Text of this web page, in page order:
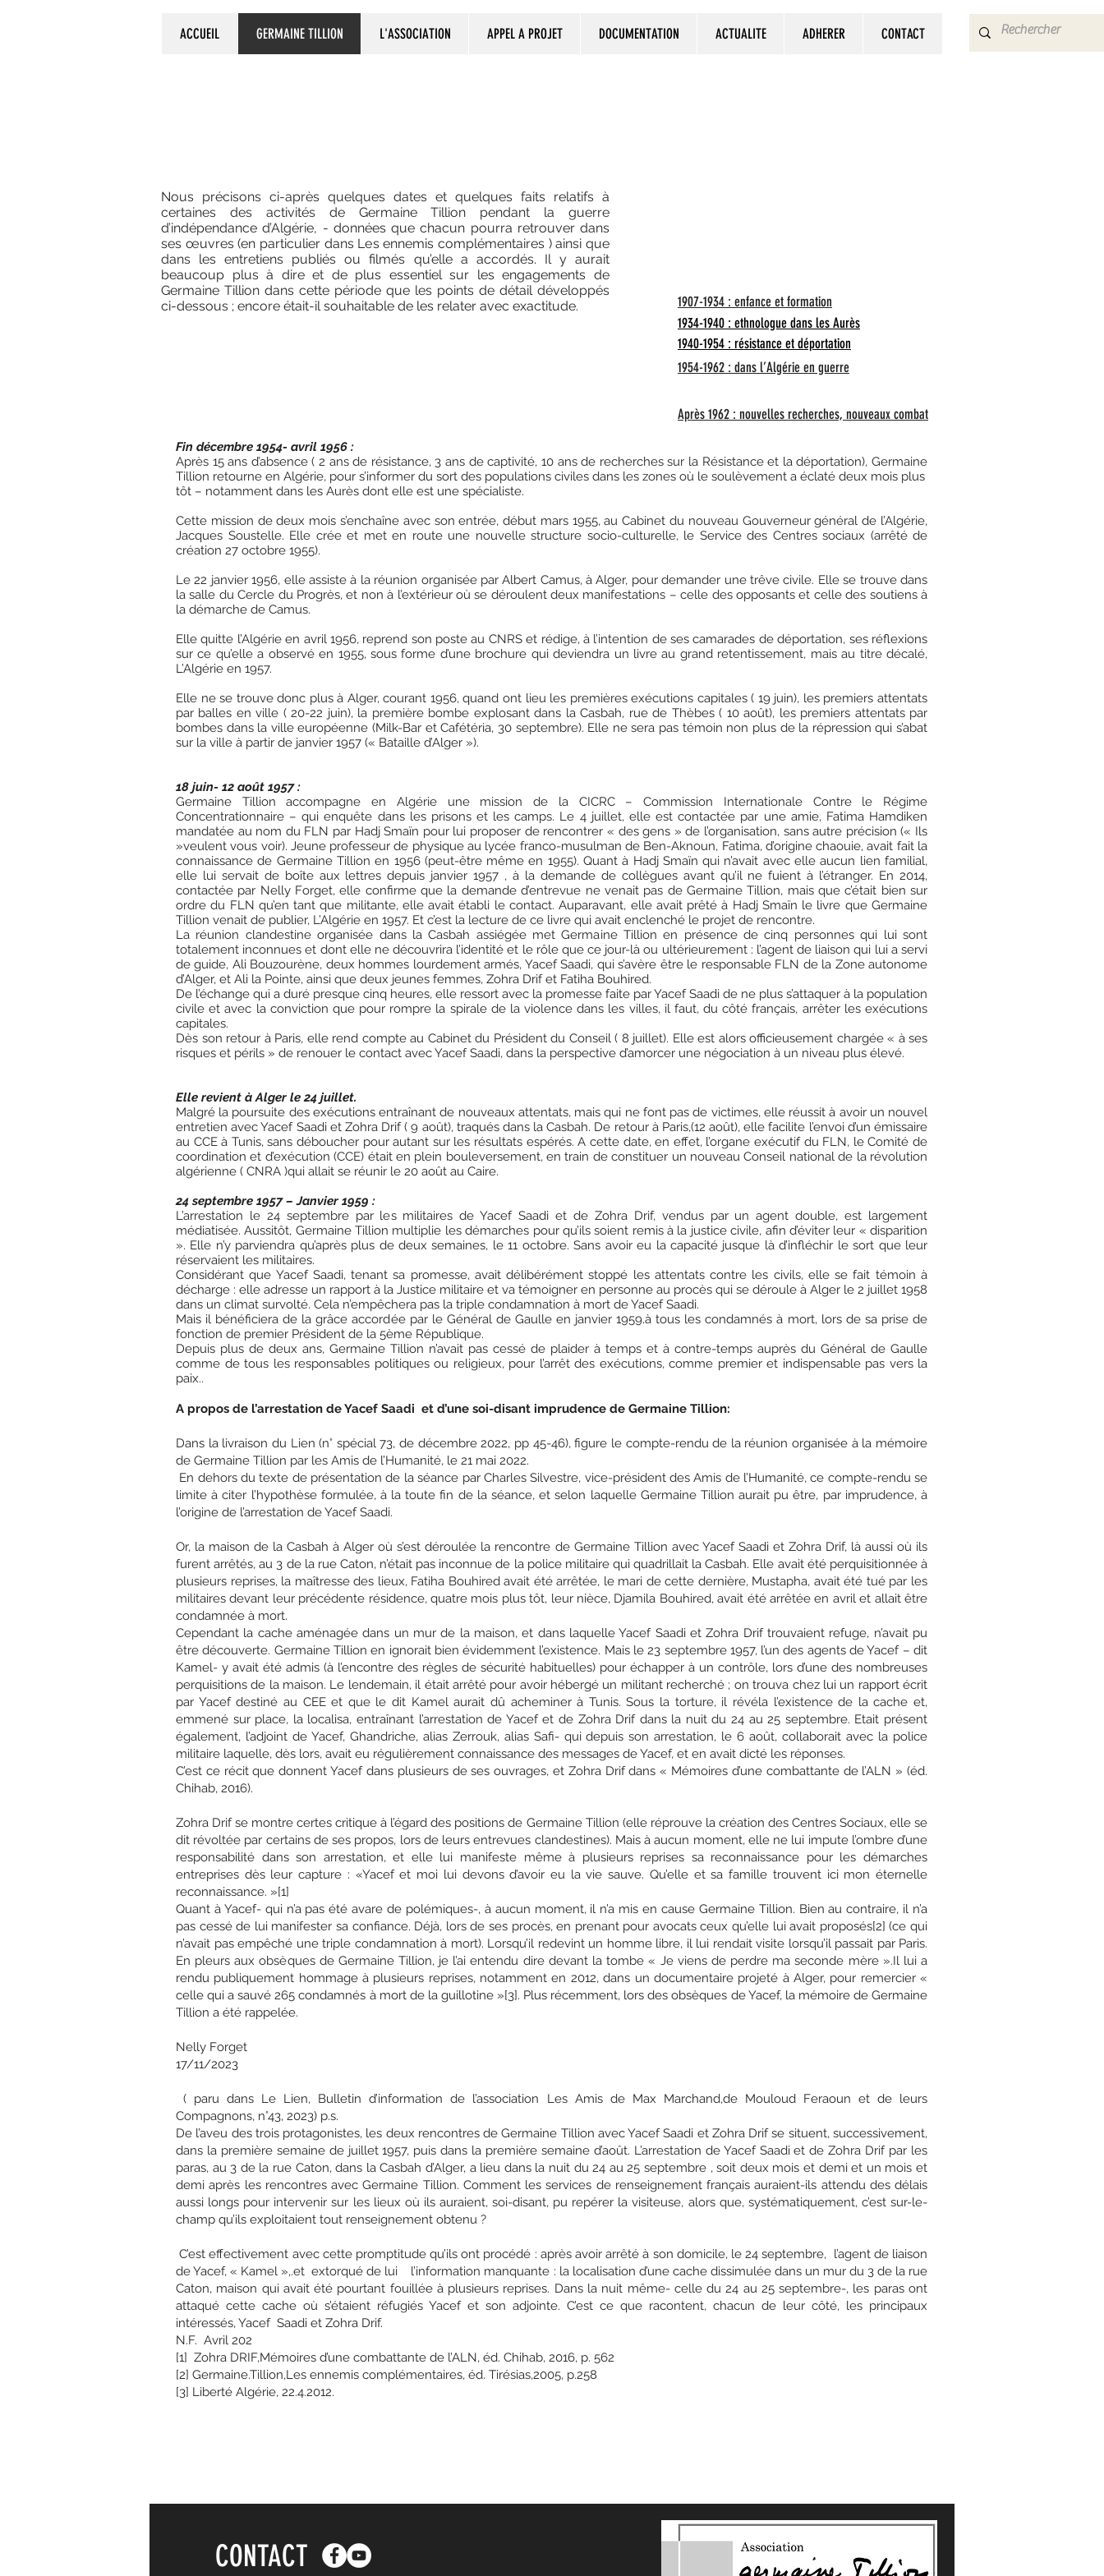
ACCUEIL GERMAINE TILLION L'ASSOCIATION APPEL A PROJET DOCUMENTATION ACTUALITE ADHERER CONTACT
Nous précisons ci-après quelques dates et quelques faits relatifs à
certaines des activités de Germaine Tillion pendant la guerre
d’indépendance d’Algérie, - données que chacun pourra retrouver dans
ses œuvres (en particulier dans Les ennemis complémentaires ) ainsi que
dans les entretiens publiés ou filmés qu’elle a accordés. Il y aurait
beaucoup plus à dire et de plus essentiel sur les engagements de
Germaine Tillion dans cette période que les points de détail développés
ci-dessous ; encore était-il souhaitable de les relater avec exactitude.
1907-1934 : enfance et formation
1934-1940 : ethnologue dans les Aurès
1940-1954 : résistance et déportation
1954-1962 : dans l’Algérie en guerre
Après 1962 : nouvelles recherches, nouveaux combat
Fin décembre 1954- avril 1956 :
Après 15 ans d’absence ( 2 ans de résistance, 3 ans de captivité, 10 ans de recherchessur la Résistance et la déportation), Germaine
Tillion retourne en Algérie, pour s’informer du sort des populations civiles dans les zones où le soulèvement a éclaté deux mois plus
tôt – notamment dans les Aurès dont elle est une spécialiste.
Cette mission de deux mois s’enchaîne avec son entrée, début mars 1955, au Cabinet du nouveau Gouverneur général de l’Algérie,
Jacques Soustelle. Elle crée et met en route une nouvelle structure socio-culturelle, le Service des Centres sociaux (arrêté de
création 27 octobre 1955).
Le 22 janvier 1956, elle assiste à la réunion organisée par Albert Camus, à Alger, pour demander une trêve civile. Elle se trouve dans
la salle du Cercle du Progrès, et non à l’extérieur où se déroulent deux manifestations – celle des opposants et celle des soutiens à
la démarche de Camus.
Elle quitte l’Algérie en avril 1956, reprend son poste au CNRS et rédige, à l’intention de ses camarades de déportation, ses réflexions
sur ce qu’elle a observé en 1955, sous forme d’une brochure qui deviendra un livre au grand retentissement, mais au titre décalé,
L’Algérie en 1957.
Elle ne se trouve donc plus à Alger, courant 1956, quand ont lieu les premières exécutions capitales ( 19 juin), les premiers attentats
par balles en ville ( 20-22 juin), la première bombe explosant dans la Casbah, rue de Thèbes ( 10 août), les premiers attentats par
bombes dans la ville européenne (Milk-Bar et Cafétéria, 30 septembre). Elle ne sera pas témoin non plus de la répression qui s’abat
sur la ville à partir de janvier 1957 (« Bataille d’Alger »).
18 juin- 12 août 1957 :
Germaine Tillion accompagne en Algérie une mission de la CICRC – Commission Internationale Contre le Régime
Concentrationnaire – qui enquête dans les prisons et les camps. Le 4 juillet, elle est contactée par une amie, Fatima Hamdiken
mandatée au nom du FLN par Hadj Smaïn pour lui proposer de rencontrer « des gens » de l’organisation, sans autre précision (« Ils
»veulent vous voir). Jeune professeur de physique au lycée franco-musulman de Ben-Aknoun, Fatima, d’origine chaouie, avait fait la
connaissance de Germaine Tillion en 1956 (peut-être même en 1955). Quant à Hadj Smaïn qui n’avait avec elle aucun lien familial,
elle lui servait de boîte aux lettres depuis janvier 1957 , à la demande de collègues avant qu’il ne fuient à l’étranger. En 2014,
contactée par Nelly Forget, elle confirme que la demande d’entrevue ne venait pas de Germaine Tillion, mais que c’était bien sur
ordre du FLN qu’en tant que militante, elle avait établi le contact. Auparavant, elle avait prêté à Hadj Smaïn le livre que Germaine
Tillion venait de publier, L’Algérie en 1957. Et c’est la lecture de ce livre qui avait enclenché le projet de rencontre.
La réunion clandestine organisée dans la Casbah assiégée met Germaine Tillion en présence de cinq personnes qui lui sont
totalement inconnues et dont elle ne découvrira l’identité et le rôle que ce jour-là ou ultérieurement : l’agent de liaison qui lui a servi
de guide, Ali Bouzourène, deux hommes lourdement armés, Yacef Saadi, qui s’avère être le responsable FLN de la Zone autonome
d’Alger, et Ali la Pointe, ainsi que deux jeunes femmes, Zohra Drif et Fatiha Bouhired.
De l’échange qui a duré presque cinq heures, elle ressort avec la promesse faite par Yacef Saadi de ne plus s’attaquer à la population
civile et avec la conviction que pour rompre la spirale de la violence dans les villes, il faut, du côté français, arrêter les exécutions
capitales.
Dès son retour à Paris, elle rend compte au Cabinet du Président du Conseil ( 8 juillet). Elle est alors officieusement chargée « à ses
risques et périls » de renouer le contact avec Yacef Saadi, dans la perspective d’amorcer une négociation à un niveau plus élevé.
Elle revient à Alger le 24 juillet.
Malgré la poursuite des exécutions entraînant de nouveaux attentats, mais qui ne font pas de victimes, elle réussit à avoir un nouvel
entretien avec Yacef Saadi et Zohra Drif ( 9 août), traqués dans la Casbah. De retour à Paris,(12 août), elle facilite l’envoi d’un émissaire
au CCE à Tunis, sans déboucher pour autant sur les résultats espérés. A cette date, en effet, l’organe exécutif du FLN, le Comité de
coordination et d’exécution (CCE) était en plein bouleversement, en train de constituer un nouveau Conseil national de la révolution
algérienne ( CNRA )qui allait se réunir le 20 août au Caire.
24 septembre 1957 – Janvier 1959 :
L’arrestation le 24 septembre par les militaires de Yacef Saadi et de Zohra Drif, vendus par un agent double, est largement
médiatisée. Aussitôt, Germaine Tillion multiplie les démarches pour qu’ils soient remis à la justice civile, afin d’éviter leur « disparition
». Elle n’y parviendra qu’après plus de deux semaines, le 11 octobre. Sans avoir eu la capacité jusque là d’infléchir le sort que leur
réservaient les militaires.
Considérant que Yacef Saadi, tenant sa promesse, avait délibérément stoppé les attentats contre les civils, elle se fait témoin à
décharge : elle adresse un rapport à la Justice militaire et va témoigner en personne au procès qui se déroule à Alger le 2 juillet 1958
dans un climat survolté. Cela n’empêchera pas la triple condamnation à mort de Yacef Saadi.
Mais il bénéficiera de la grâce accordée par le Général de Gaulle en janvier 1959.à tous les condamnés à mort, lors de sa prise de
fonction de premier Président de la 5ème République.
Depuis plus de deux ans, Germaine Tillion n’avait pas cessé de plaider à temps et à contre-temps auprès du Général de Gaulle
comme de tous les responsables politiques ou religieux, pour l’arrêt des exécutions, comme premier et indispensable pas vers la
paix..
A propos de l’arrestation de Yacef Saadi et d’une soi-disant imprudence de Germaine Tillion:
Dans la livraison du Lien (n° spécial 73, de décembre 2022, pp 45-46), figure le compte-rendu de la réunion organisée à la mémoire
de Germaine Tillion par les Amis de l’Humanité, le 21 mai 2022.
En dehors du texte de présentation de la séance par Charles Silvestre, vice-président des Amis de l’Humanité, ce compte-rendu se
limite à citer l’hypothèse formulée, à la toute fin de la séance, et selon laquelle Germaine Tillion aurait pu être, par imprudence, à
l’origine de l’arrestation de Yacef Saadi.
Or, la maison de la Casbah à Alger où s’est déroulée la rencontre de Germaine Tillion avec Yacef Saadi et Zohra Drif, là aussi où ils
furent arrêtés, au 3 de la rue Caton, n’était pas inconnue de la police militaire qui quadrillait la Casbah. Elle avait été perquisitionnée à
plusieurs reprises, la maîtresse des lieux, Fatiha Bouhired avait été arrêtée, le mari de cette dernière, Mustapha, avait été tué par les
militaires devant leur précédente résidence, quatre mois plus tôt, leur nièce, Djamila Bouhired, avait été arrêtée en avril et allait être
condamnée à mort.
Cependant la cache aménagée dans un mur de la maison, et dans laquelle Yacef Saadi et Zohra Drif trouvaient refuge, n’avait pu
être découverte. Germaine Tillion en ignorait bien évidemment l’existence. Mais le 23 septembre 1957, l’un des agents de Yacef – dit
Kamel- y avait été admis (à l’encontre des règles de sécurité habituelles) pour échapper à un contrôle, lors d’une des nombreuses
perquisitions de la maison. Le lendemain, il était arrêté pour avoir hébergé un militant recherché ; on trouva chez lui un rapport écrit
par Yacef destiné au CEE et que le dit Kamel aurait dû acheminer à Tunis. Sous la torture, il révéla l’existence de la cache et,
emmené sur place, la localisa, entraînant l’arrestation de Yacef et de Zohra Drif dans la nuit du 24 au 25 septembre. Etait présent
également, l’adjoint de Yacef, Ghandriche, alias Zerrouk, alias Safi- qui depuis son arrestation, le 6 août, collaborait avec la police
militaire laquelle, dès lors, avait eu régulièrement connaissance des messages de Yacef, et en avait dicté les réponses.
C’est ce récit que donnent Yacef dans plusieurs de ses ouvrages, et Zohra Drif dans « Mémoires d’une combattante de l’ALN » (éd.
Chihab, 2016).
Zohra Drif se montre certes critique à l’égard des positions de Germaine Tillion (elle réprouve la création des Centres Sociaux, elle se
dit révoltée par certains de ses propos, lors de leurs entrevues clandestines). Mais à aucun moment, elle ne lui impute l’ombre d’une
responsabilité dans son arrestation, et elle lui manifeste même à plusieurs reprises sa reconnaissance pour les démarches
entreprises dès leur capture : «Yacef et moi lui devons d’avoir eu la vie sauve. Qu’elle et sa famille trouvent ici mon éternelle
reconnaissance. »[1]
Quant à Yacef- qui n’a pas été avare de polémiques-, à aucun moment, il n’a mis en cause Germaine Tillion. Bien au contraire, il n’a
pas cessé de lui manifester sa confiance. Déjà, lors de ses procès, en prenant pour avocats ceux qu’elle lui avait proposés[2] (ce qui
n’avait pas empêché une triple condamnation à mort). Lorsqu’il redevint un homme libre, il lui rendait visite lorsqu’il passait par Paris.
En pleurs aux obsèques de Germaine Tillion, je l’ai entendu dire devant la tombe « Je viens de perdre ma seconde mère ».Il lui a
rendu publiquement hommage à plusieurs reprises, notamment en 2012, dans un documentaire projeté à Alger, pour remercier «
celle qui a sauvé 265 condamnés à mort de la guillotine »[3]. Plus récemment, lors des obsèques de Yacef, la mémoire de Germaine
Tillion a été rappelée.
Nelly Forget
17/11/2023
( paru dans Le Lien, Bulletin d’information de l’association Les Amis de Max Marchand,de Mouloud Feraoun et de leurs
Compagnons, n°43, 2023) p.s.
De l’aveu des trois protagonistes, les deux rencontres de Germaine Tillion avec Yacef Saadi et Zohra Drif se situent, successivement,
dans la première semaine de juillet 1957, puis dans la première semaine d’août. L’arrestation de Yacef Saadi et de Zohra Drif par les
paras, au 3 de la rue Caton, dans la Casbah d’Alger, a lieu dans la nuit du 24 au 25 septembre , soit deux mois et demi et un mois et
demi après les rencontres avec Germaine Tillion. Comment les services de renseignement français auraient-ils attendu des délais
aussi longs pour intervenir sur les lieux où ils auraient, soi-disant, pu repérer la visiteuse, alors que, systématiquement, c’est sur-le-
champ qu’ils exploitaient tout renseignement obtenu ?
C’est effectivement avec cette promptitude qu’ils ont procédé : après avoir arrêté à son domicile, le 24 septembre, l’agent de liaison
de Yacef, « Kamel »,.et extorqué de lui l’information manquante : la localisation d’une cache dissimulée dans un mur du 3 de la rue
Caton, maison qui avait été pourtant fouillée à plusieurs reprises. Dans la nuit même- celle du 24 au 25 septembre-, les paras ont
attaqué cette cache où s’étaient réfugiés Yacef et son adjointe. C’est ce que racontent, chacun de leur côté, les principaux
intéressés, Yacef Saadi et Zohra Drif.
N.F. Avril 202
[1] Zohra DRIF,Mémoires d’une combattante de l’ALN, éd. Chihab, 2016, p. 562
[2] Germaine.Tillion,Les ennemis complémentaires, éd. Tirésias,2005, p.258
[3] Liberté Algérie, 22.4.2012.
CONTACT